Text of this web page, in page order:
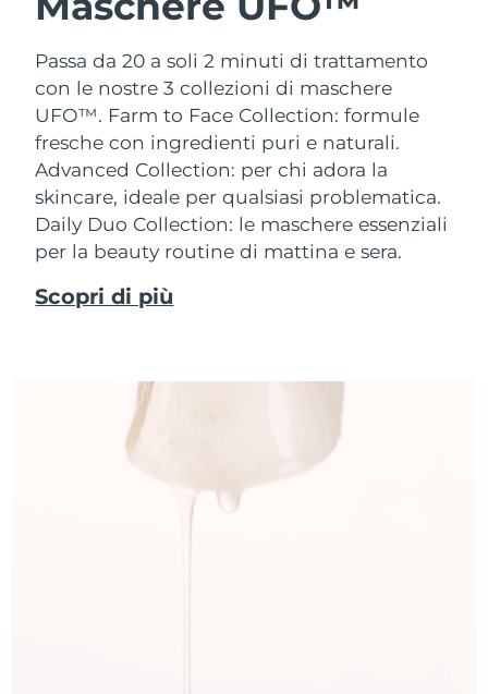
Passa da 20 a soli 2 minuti di trattamento
con le nostre 3 collezioni di maschere
UFO™. Farm to Face Collection: formule
fresche con ingredienti puri e naturali.
Advanced Collection: per chi adora la
skincare, ideale per qualsiasi problematica.
Daily Duo Collection: le maschere essenziali
per la beauty routine di mattina e sera.
Scopri di più